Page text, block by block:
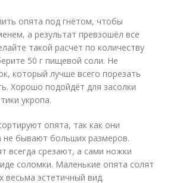
опята под гнётом, чтобы
а результат превзошёл все
такой расчёт по количеству
50 г пищевой соли. Не
который лучше всего порезать
Хорошо подойдёт для засолки
укропа.
опята, так как они
не бывают больших размеров.
всегда срезают, а сами ножки
соломки. Маленькие опята солят
весьма эстетичный вид.